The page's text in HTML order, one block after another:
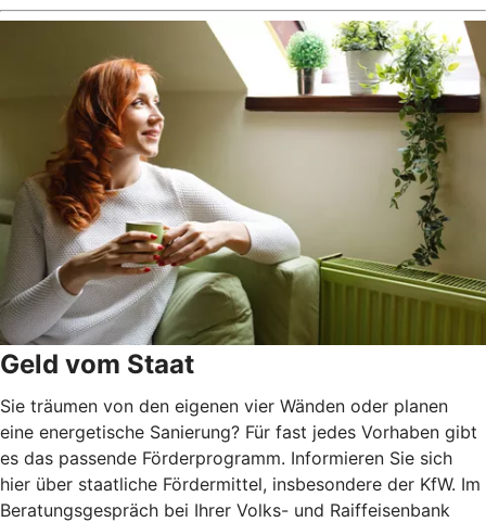
Geld vom Staat
Sie träumen von den eigenen vier Wänden oder planen
eine energetische Sanierung? Für fast jedes Vorhaben gibt
es das passende Förderprogramm. Informieren Sie sich
hier über staatliche Fördermittel, insbesondere der KfW. Im
Beratungsgespräch bei Ihrer Volks- und Raiffeisenbank